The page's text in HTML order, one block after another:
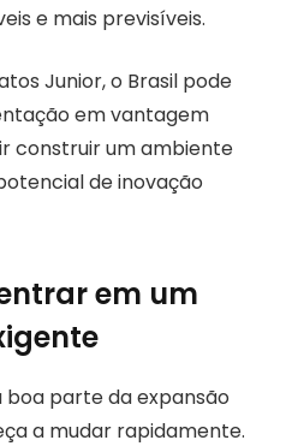
e mais previsíveis.
Junior, o Brasil pode
em vantagem
construir um ambiente
de inovação
em um
boa parte da expansão
a mudar rapidamente.